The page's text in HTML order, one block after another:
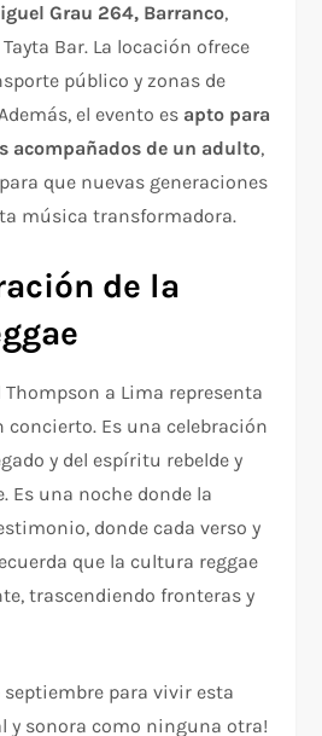
Grau 264, Barranco,
Bar. La locación ofrece
público y zonas de
el evento es apto para
acompañados de un adulto,
que nuevas generaciones
música transformadora.
de la
Thompson a Lima representa
Es una celebración
y del espíritu rebelde y
Es una noche donde la
donde cada verso y
que la cultura reggae
trascendiendo fronteras y
septiembre para vivir esta
y sonora como ninguna otra!